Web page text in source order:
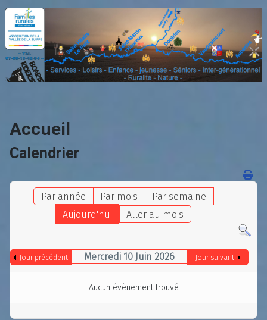
Accueil
Calendrier
Par année Par mois
Par semaine
Aujourd'hui
Aller au mois
Jour précédent Mercredi 10 Juin 2026 Jour suivant
Aucun évènement trouvé